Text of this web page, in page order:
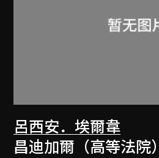
呂西安．埃爾韋
昌迪加爾（高等法院）